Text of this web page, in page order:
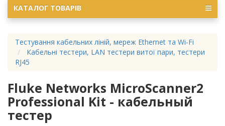
КАТАЛОГ ТОВАРІВ
Тестування кабельних ліній, мереж Ethernet та Wi-Fi
Кабельні тестери, LAN тестери витої пари, тестери
RJ45
Fluke Networks MicroScanner2
Professional Kit - кабельный
тестер